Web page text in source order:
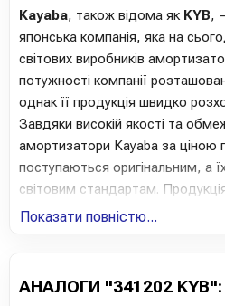
Kayaba, також відома як KYB,
японська компанія, яка на
світових виробників
потужності компанії
однак її продукція швидко
Завдяки високій якості та
амортизатори Kayaba за ціною
поступаються оригінальним, а
світовим стандартам.
використовується на конвеєрах
амортизатори всіх типів, опори,
Показати повністю...
АНАЛОГИ "341202 KYB":